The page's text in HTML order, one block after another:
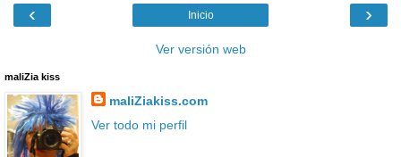
‹ ›
Inicio
Ver versión web
maliZia kiss
maliZiakiss.com
Ver todo mi perfil